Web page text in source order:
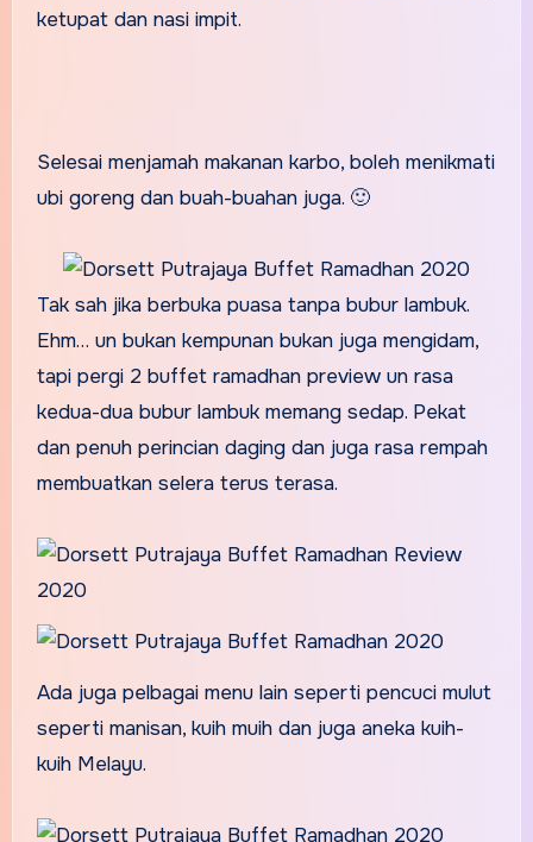
ketupat dan nasi impit.
Selesai menjamah makanan karbo, boleh menikmati
ubi goreng dan buah-buahan juga. 🙂
Tak sah jika berbuka puasa tanpa bubur lambuk.
Ehm… un bukan kempunan bukan juga mengidam,
tapi pergi 2 buffet ramadhan preview un rasa
kedua-dua bubur lambuk memang sedap. Pekat
dan penuh perincian daging dan juga rasa rempah
membuatkan selera terus terasa.
Ada juga pelbagai menu lain seperti pencuci mulut
seperti manisan, kuih muih dan juga aneka kuih-
kuih Melayu.